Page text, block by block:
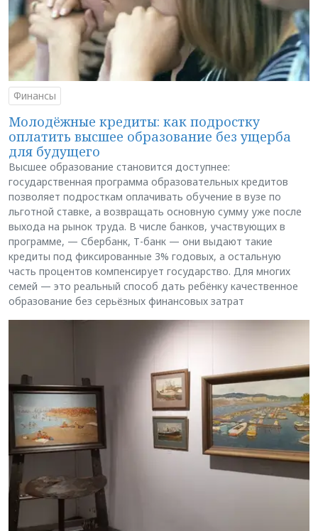
Финансы
Молодёжные кредиты: как подростку
оплатить высшее образование без ущерба
для будущего
Высшее образование становится доступнее:
государственная программа образовательных кредитов
позволяет подросткам оплачивать обучение в вузе по
льготной ставке, а возвращать основную сумму уже после
выхода на рынок труда. В числе банков, участвующих в
программе, — Сбербанк, Т-банк — они выдают такие
кредиты под фиксированные 3% годовых, а остальную
часть процентов компенсирует государство. Для многих
семей — это реальный способ дать ребёнку качественное
образование без серьёзных финансовых затрат